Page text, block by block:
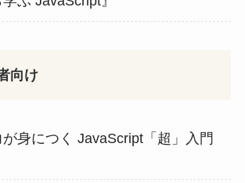
向け
が身につく JavaScript「超」入門